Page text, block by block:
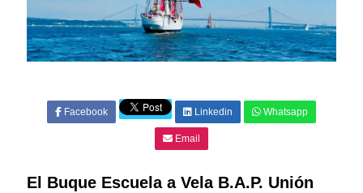
Facebook Linkedin Whatsapp
Email
El Buque Escuela a Vela B.A.P. Unión